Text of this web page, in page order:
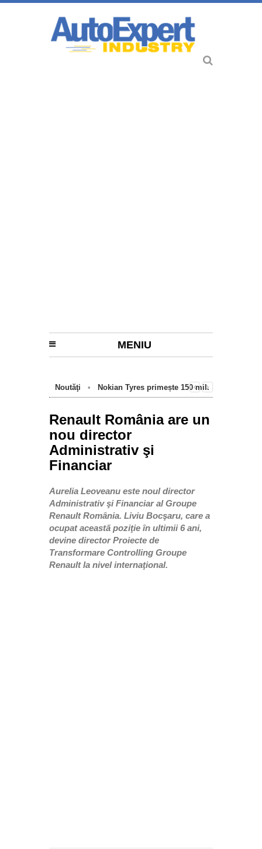
MENIU
Noutăţi •
Nokian Tyres primește 150 mil.
cu emisii zero de la Oradea
Renault România are un
nou director
Administrativ şi
Financiar
Aurelia Leoveanu este noul director
Administrativ şi Financiar al Groupe
Renault România. Liviu Bocşaru, care a
ocupat această poziţie în ultimii 6 ani,
devine director Proiecte de
Transformare Controlling Groupe
Renault la nivel internaţional.